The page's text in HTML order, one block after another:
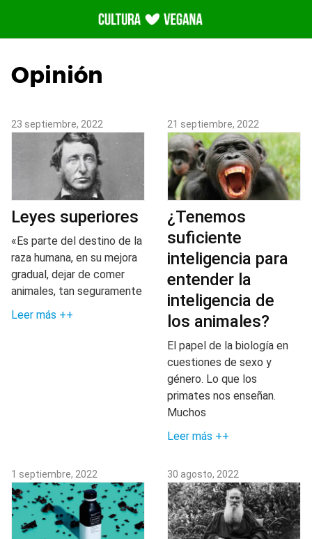
contenido
Opinión
23 septiembre, 2022
Leyes superiores
«Es parte del destino de la
raza humana, en su mejora
gradual, dejar de comer
animales, tan seguramente
Leer más ++
21 septiembre, 2022
¿Tenemos
suficiente
inteligencia para
entender la
inteligencia de
los animales?
El papel de la biología en
cuestiones de sexo y
género. Lo que los
primates nos enseñan.
Muchos
Leer más ++
1 septiembre, 2022 30 agosto, 2022